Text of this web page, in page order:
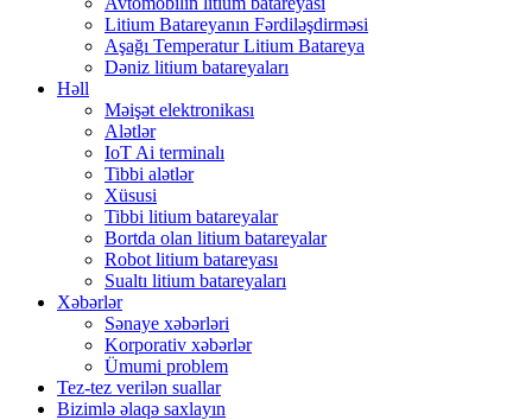
Litium Batareyanın Fərdiləşdirməsi
Aşağı Temperatur Litium Batareya
Dəniz litium batareyaları
Həll
Məişət elektronikası
Alətlər
IoT Ai terminalı
Tibbi alətlər
Xüsusi
Tibbi litium batareyalar
Bortda olan litium batareyalar
Robot litium batareyası
Sualtı litium batareyaları
Xəbərlər
Sənaye xəbərləri
Korporativ xəbərlər
Ümumi problem
Tez-tez verilən suallar
Bizimlə əlaqə saxlayın